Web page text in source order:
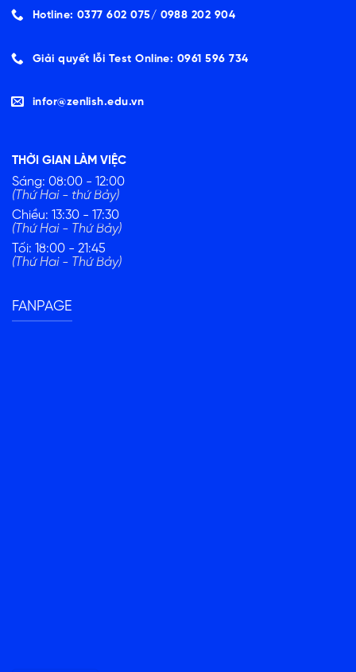
Hotline: 0377 602 075/ ‭0988 202 904‬
Giải quyết lỗi Test Online: 0961 596 734
infor@zenlish.edu.vn
THỜI GIAN LÀM VIỆC
Sáng: 08:00 - 12:00
(Thứ Hai - thứ Bảy)
Chiều: 13:30 - 17:30
(Thứ Hai - Thứ Bảy)
Tối: 18:00 - 21:45
(Thứ Hai - Thứ Bảy)
FANPAGE